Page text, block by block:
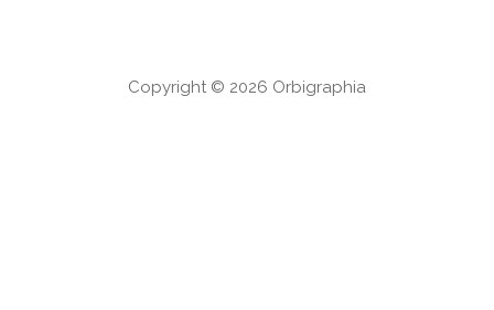
Copyright © 2026 Orbigraphia